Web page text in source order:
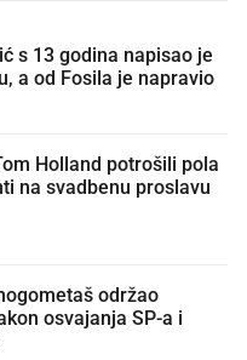
s 13 godina napisao je
a od Fosila je napravio
Holland potrošili pola
na svadbenu proslavu
održao
osvajanja SP-a i